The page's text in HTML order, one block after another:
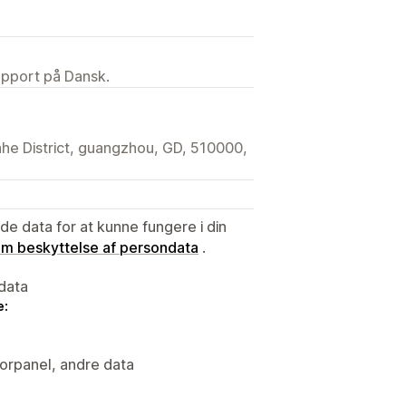
på Dansk.
District, guangzhou, GD, 510000,
data for at kunne fungere i din
beskyttelse af persondata .
andre data